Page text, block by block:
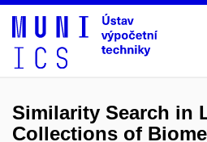
Similarity Search in
Collections of